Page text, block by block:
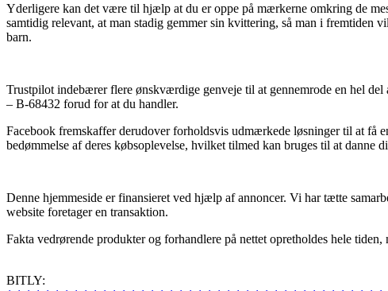
Yderligere kan det være til hjælp at du er oppe på mærkerne omkring de
samtidig relevant, at man stadig gemmer sin kvittering, så man i
barn.
Trustpilot indebærer flere ønskværdige genveje til at gennemrode en hel
– B-68432 forud for at du handler.
Facebook fremskaffer derudover forholdsvis udmærkede løsninger til at få
bedømmelse af deres købsoplevelse, hvilket tilmed kan bruges til at danne
Denne hjemmeside er finansieret ved hjælp af annoncer. Vi har tætte
website foretager en transaktion.
Fakta vedrørende produkter og forhandlere på nettet opretholdes hele
BITLY: